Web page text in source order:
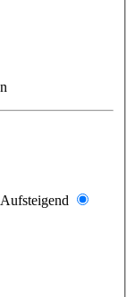
Aufsteigend